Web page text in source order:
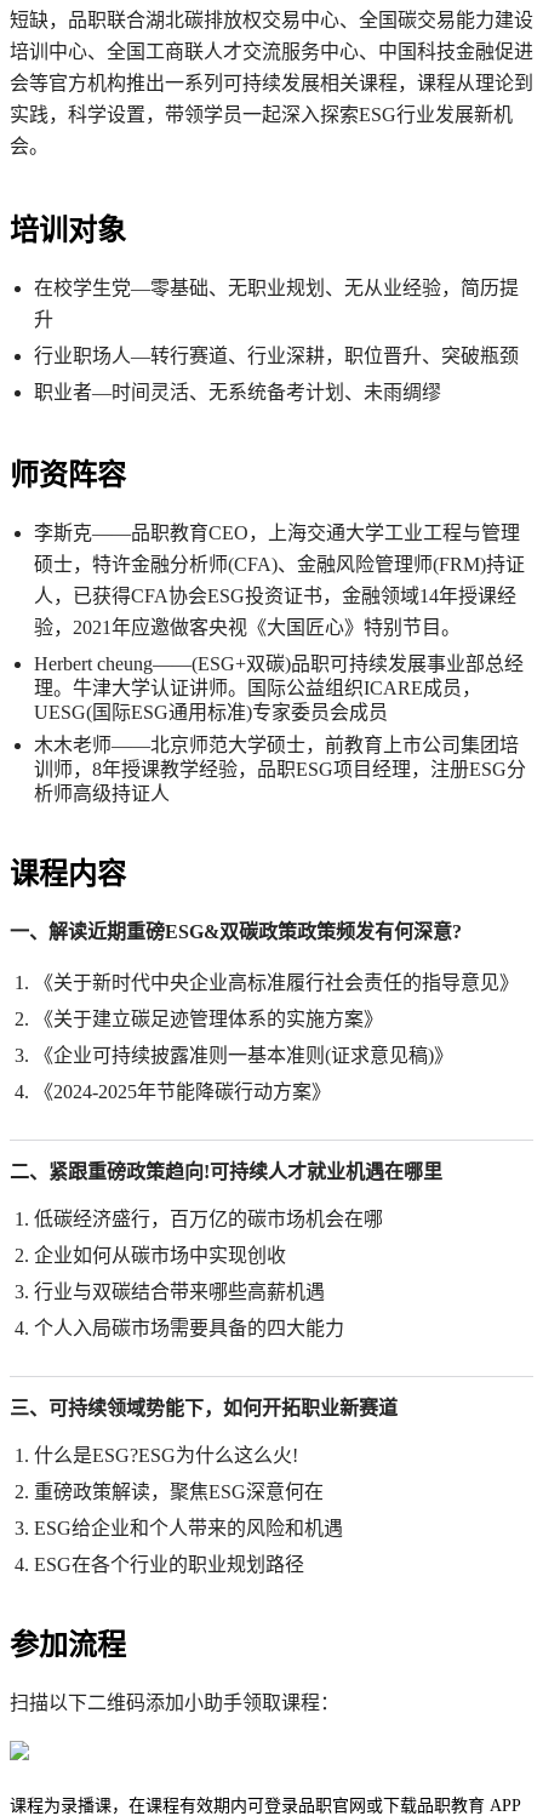
短缺，品职联合湖北碳排放权交易中心、全国碳交易能力建设
培训中心、全国工商联人才交流服务中心、中国科技金融促进
会等官方机构推出一系列可持续发展相关课程，课程从理论到
实践，科学设置，带领学员一起深入探索ESG行业发展新机
会。
培训对象
在校学生党—零基础、无职业规划、无从业经验，简历提
升
行业职场人—转行赛道、行业深耕，职位晋升、突破瓶颈
职业者—时间灵活、无系统备考计划、未雨绸缪
师资阵容
李斯克——品职教育CEO，上海交通大学工业工程与管理
硕士，特许金融分析师(CFA)、金融风险管理师(FRM)持证
人，已获得CFA协会ESG投资证书，金融领域14年授课经
验，2021年应邀做客央视《大国匠心》特别节目。
Herbert cheung——(ESG+双碳)品职可持续发展事业部总经
理。牛津大学认证讲师。国际公益组织ICARE成员，
UESG(国际ESG通用标准)专家委员会成员
木木老师——北京师范大学硕士，前教育上市公司集团培
训师，8年授课教学经验，品职ESG项目经理，注册ESG分
析师高级持证人
课程内容
一、解读近期重磅ESG&双碳政策政策频发有何深意?
《关于新时代中央企业高标准履行社会责任的指导意见》
《关于建立碳足迹管理体系的实施方案》
《企业可持续披露准则一基本准则(证求意见稿)》
《2024-2025年节能降碳行动方案》
二、紧跟重磅政策趋向!可持续人才就业机遇在哪里
低碳经济盛行，百万亿的碳市场机会在哪
企业如何从碳市场中实现创收
行业与双碳结合带来哪些高薪机遇
个人入局碳市场需要具备的四大能力
三、可持续领域势能下，如何开拓职业新赛道
什么是ESG?ESG为什么这么火!
重磅政策解读，聚焦ESG深意何在
ESG给企业和个人带来的风险和机遇
ESG在各个行业的职业规划路径
参加流程
扫描以下二维码添加小助手领取课程：
课程为录播课，在课程有效期内可登录品职官网或下载品职教育 APP